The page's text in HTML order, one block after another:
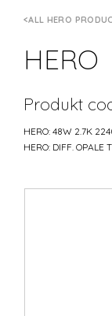
ALL HERO
HERO
Produkt
HERO: 48W 2.7K
HERO: DIFF. OPALE